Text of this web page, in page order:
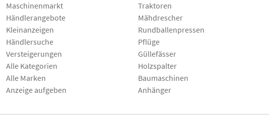
Maschinenmarkt
Händlerangebote
Kleinanzeigen
Händlersuche
Versteigerungen
Alle Kategorien
Alle Marken
Anzeige aufgeben
Traktoren
Mähdrescher
Rundballenpressen
Pflüge
Güllefässer
Holzspalter
Baumaschinen
Anhänger